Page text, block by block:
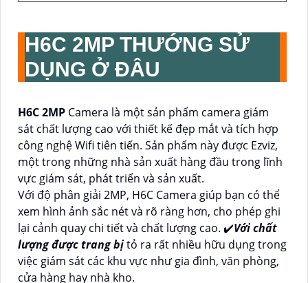
H6C 2MP THƯỚNG SỬ
DỤNG Ở ĐÂU
H6C 2MP Camera là một sản phẩm camera giám
sát chất lượng cao với thiết kế đẹp mắt và tích hợp
công nghệ Wifi tiên tiến. Sản phẩm này được Ezviz,
một trong những nhà sản xuất hàng đầu trong lĩnh
vực giám sát, phát triển và sản xuất.
Với độ phân giải 2MP, H6C Camera giúp bạn có thể
xem hình ảnh sắc nét và rõ ràng hơn, cho phép ghi
lại cảnh quay chi tiết và chất lượng cao. ✔️Với chất
lượng được trang bịtỏ ra rất nhiều hữu dụng trong
việc giám sát các khu vực như gia đình, văn phòng,
cửa hàng hay nhà kho.